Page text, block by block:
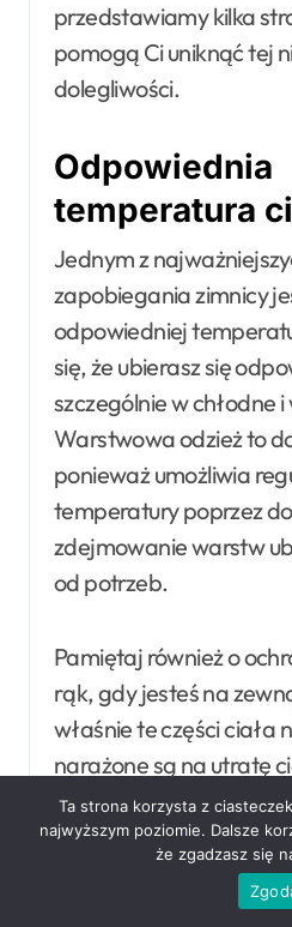
przedstawiamy kilka
pomogą Ci uniknąć tej
dolegliwości.
Odpowiednia
temperatura
Jednym z
zapobiegania zimnicy
odpowiedniej
się, że ubierasz się
szczególnie w chłodne
Warstwowa odzież to
ponieważ umożliwia
temperatury poprzez
zdejmowanie warstw
od potrzeb.
Pamiętaj również o
rąk, gdy jesteś na
właśnie te części ciała
narażone są na utratę
Odpowiedni
Wybieraj ubrania
Ta strona korzysta z
najwyższym poziomie. Dalsze
że zgadzasz się